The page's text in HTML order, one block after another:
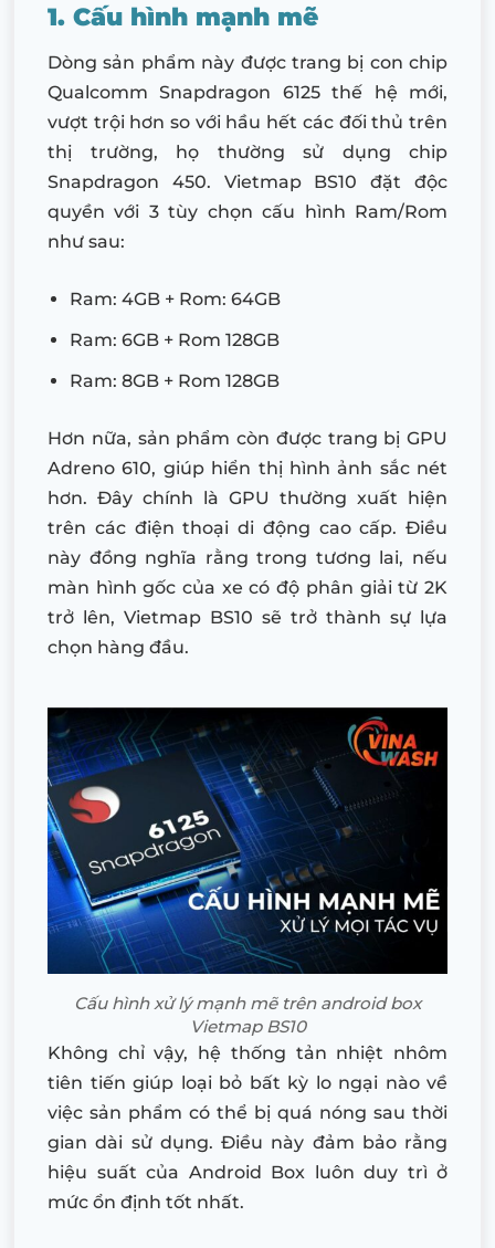
1. Cấu hình mạnh mẽ
Dòng sản phẩm này được trang bị con chip
Qualcomm Snapdragon 6125 thế hệ mới,
vượt trội hơn so với hầu hết các đối thủ trên
thị trường, họ thường sử dụng chip
Snapdragon 450. Vietmap BS10 đặt độc
quyền với 3 tùy chọn cấu hình Ram/Rom
như sau:
Ram: 4GB + Rom: 64GB
Ram: 6GB + Rom 128GB
Ram: 8GB + Rom 128GB
Hơn nữa, sản phẩm còn được trang bị GPU
Adreno 610, giúp hiển thị hình ảnh sắc nét
hơn. Đây chính là GPU thường xuất hiện
trên các điện thoại di động cao cấp. Điều
này đồng nghĩa rằng trong tương lai, nếu
màn hình gốc của xe có độ phân giải từ 2K
trở lên, Vietmap BS10 sẽ trở thành sự lựa
chọn hàng đầu.
Cấu hình xử lý mạnh mẽ trên android box
Vietmap BS10
Không chỉ vậy, hệ thống tản nhiệt nhôm
tiên tiến giúp loại bỏ bất kỳ lo ngại nào về
việc sản phẩm có thể bị quá nóng sau thời
gian dài sử dụng. Điều này đảm bảo rằng
hiệu suất của Android Box luôn duy trì ở
mức ổn định tốt nhất.